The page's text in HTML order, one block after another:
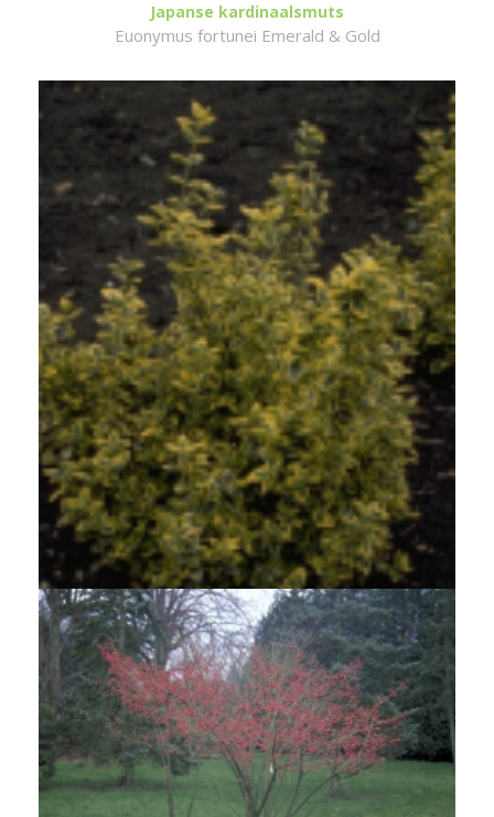
Japanse kardinaalsmuts
Euonymus fortunei Emerald & Gold
Japanse kardinaalsmuts
Euonymus fortunei 'Emerald 'n' Gold'